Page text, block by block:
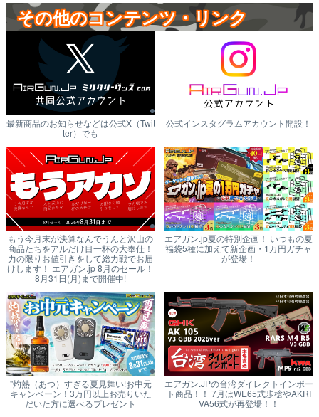
その他のコンテンツ・リンク
最新商品のお知らせなどは公式X（Twit
ter）でも
公式インスタグラムアカウント開設！
もう今月末が決算なんでうんと沢山の
商品たちをアルだけ目一杯の大奉仕！
力の限りお値引きをして総力戦でお届
けします！ エアガン.jp 8月のセール！
8月31日(月)まで開催中!
エアガン.jp夏の特別企画！ いつもの夏
福袋5種に加えて新企画・1万円ガチャ
が登場！
"灼熱（あつ）すぎる夏見舞い!お中元
キャンペーン！3万円以上お売りいた
だいた方に選べるプレゼント
エアガン.JPの台湾ダイレクトインポー
ト商品！！ 7月はWE65式歩槍やAKRI
VA56式が再登場！！